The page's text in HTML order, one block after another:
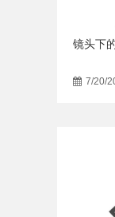
镜头下
7/20/